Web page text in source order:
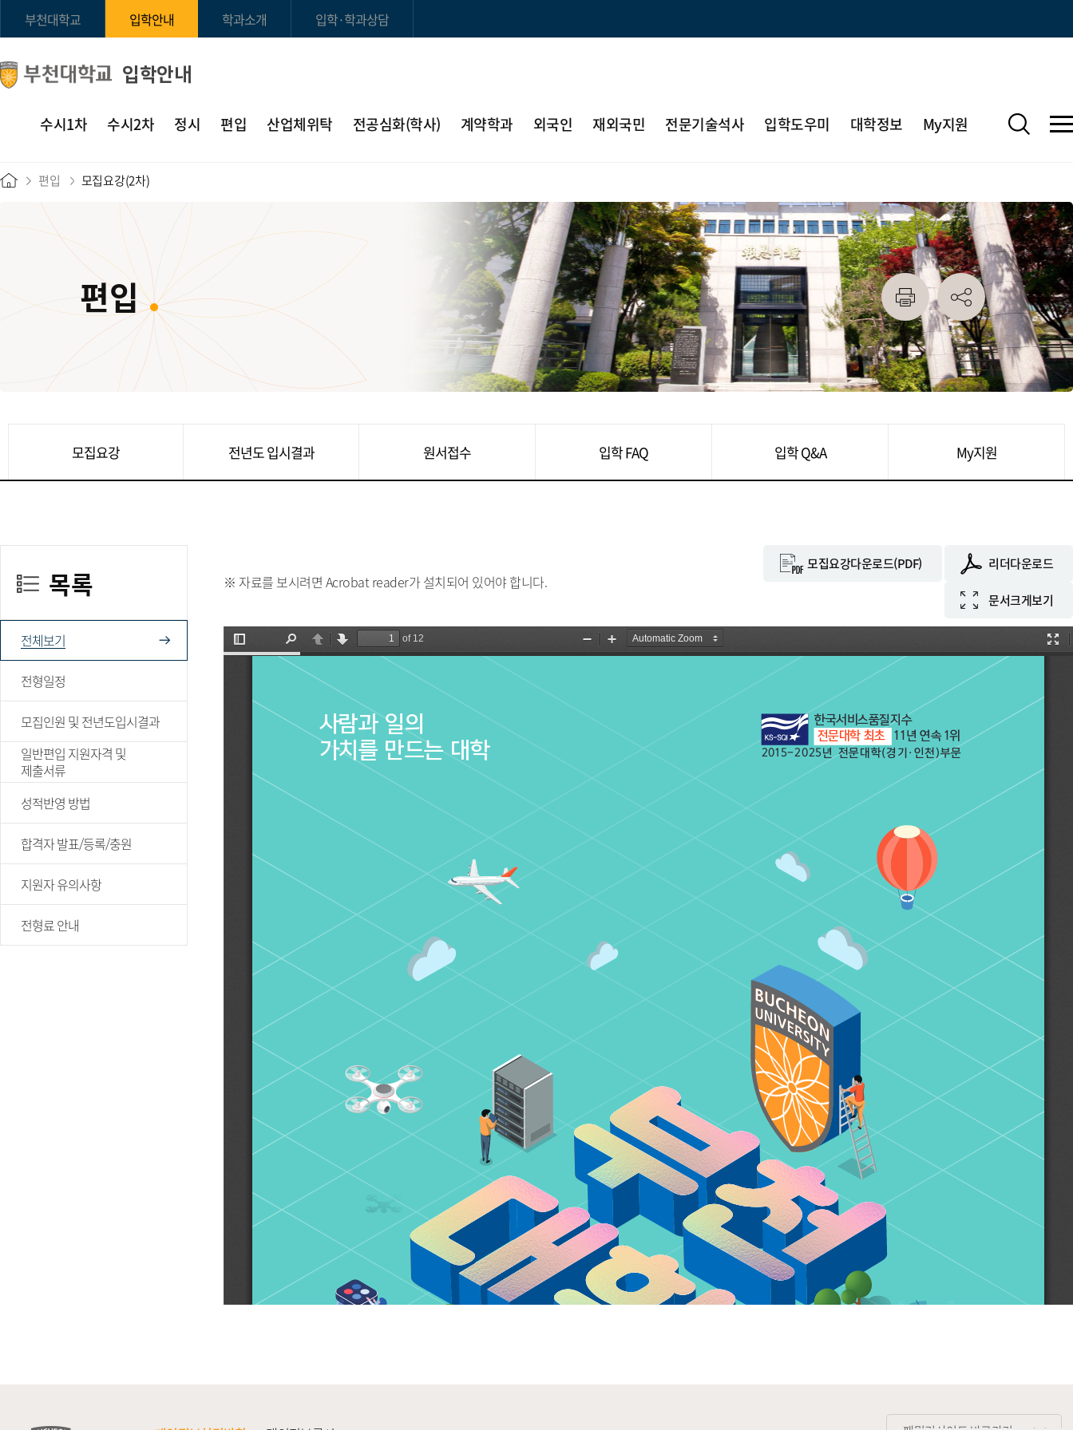
부천대학교 입학안내 학과소개 입학·학과상담
입학안내
수시1차 수시2차 정시 편입 산업체위탁 전공심화(학사) 계약학과 외국인 재외국민 전문기술석사 입학도우미 대학정보 My지원
편입 모집요강(2차)
편입
모집요강 전년도 입시결과 원서접수 입학 FAQ 입학 Q&A My지원
목록
전체보기
전형일정
모집인원 및 전년도입시결과
일반편입 지원자격 및
제출서류
성적반영 방법
합격자 발표/등록/충원
지원자 유의사항
전형료 안내
※ 자료를 보시려면 Acrobat reader가 설치되어 있어야 합니다.
모집요강다운로드(PDF) 리더다운로드
문서크게보기